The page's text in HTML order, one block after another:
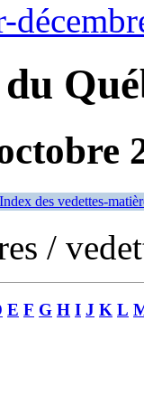
Index des vedettes-
/
E F G H I J K L